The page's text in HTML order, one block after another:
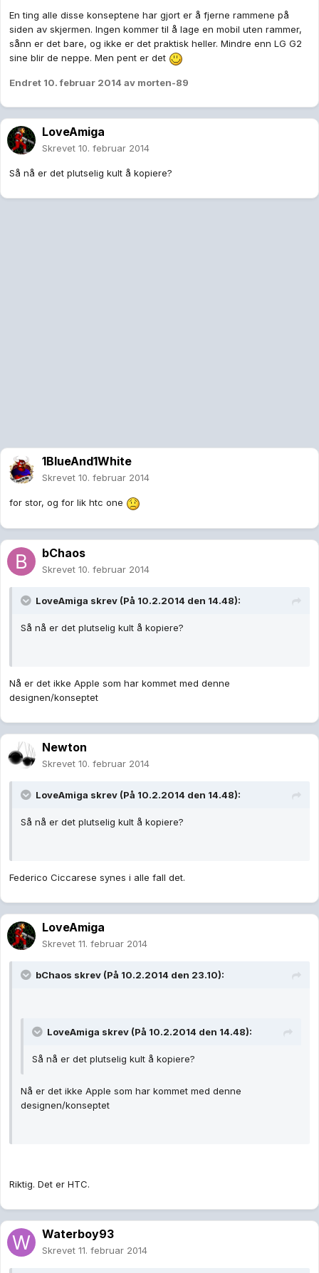
En ting alle disse konseptene har gjort er å fjerne rammene på
siden av skjermen. Ingen kommer til å lage en mobil uten rammer,
sånn er det bare, og ikke er det praktisk heller. Mindre enn LG G2
sine blir de neppe. Men pent er det
Endret 10. februar 2014 av morten-89
LoveAmiga
Skrevet 10. februar 2014
Så nå er det plutselig kult å kopiere?
1BlueAnd1White
Skrevet 10. februar 2014
for stor, og for lik htc one
bChaos
Skrevet 10. februar 2014
LoveAmiga skrev (På 10.2.2014 den 14.48):
Så nå er det plutselig kult å kopiere?
Nå er det ikke Apple som har kommet med denne
designen/konseptet
Newton
Skrevet 10. februar 2014
LoveAmiga skrev (På 10.2.2014 den 14.48):
Så nå er det plutselig kult å kopiere?
Federico Ciccarese synes i alle fall det.
LoveAmiga
Skrevet 11. februar 2014
bChaos skrev (På 10.2.2014 den 23.10):
LoveAmiga skrev (På 10.2.2014 den 14.48):
Så nå er det plutselig kult å kopiere?
Nå er det ikke Apple som har kommet med denne
designen/konseptet
Riktig. Det er HTC.
Waterboy93
Skrevet 11. februar 2014